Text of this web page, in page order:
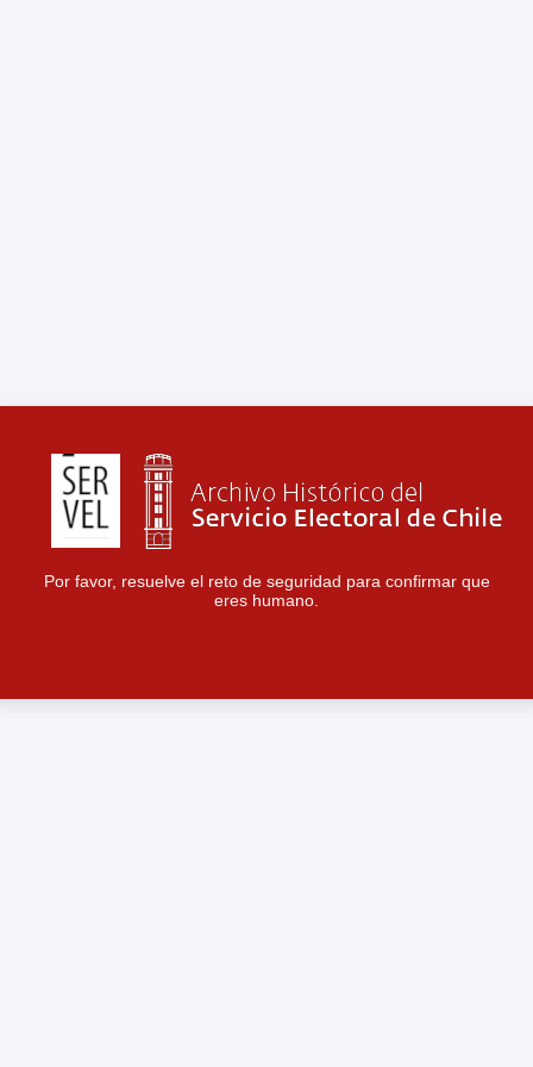
Por favor, resuelve el reto de seguridad para confirmar que
eres humano.